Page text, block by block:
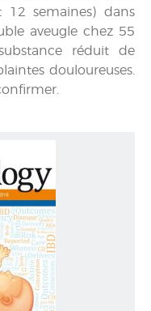
semaines) dans
aveugle chez 55
réduit de
douloureuses.